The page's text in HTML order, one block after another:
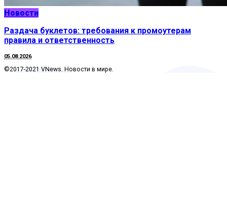
Новости
Раздача буклетов: требования к промоутерам
правила и ответственность
05.08.2026
©2017-2021 VNews. Новости в мире.